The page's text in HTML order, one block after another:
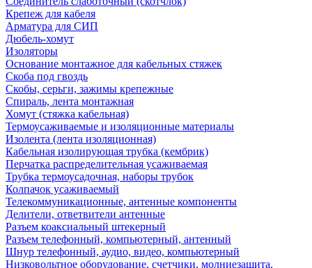
Крепеж для кабеля
Арматура для СИП
Дюбель-хомут
Изоляторы
Основание монтажное для кабельных стяжек
Скоба под гвоздь
Скобы, серьги, зажимы крепежные
Спираль, лента монтажная
Хомут (стяжка кабельная)
Термоусаживаемые и изоляционные материалы
Изолента (лента изоляционная)
Кабельная изолирующая трубка (кембрик)
Перчатка распределительная усаживаемая
Трубка термоусадочная, наборы трубок
Колпачок усаживаемый
Телекоммуникационные, антенные компоненты
Делители, ответвители антенные
Разъем коаксиальный штекерный
Разъем телефонный, компьютерный, антенный
Шнур телефонный, аудио, видео, компьютерный
Низковольтное оборудование, счетчики, молниезащита,